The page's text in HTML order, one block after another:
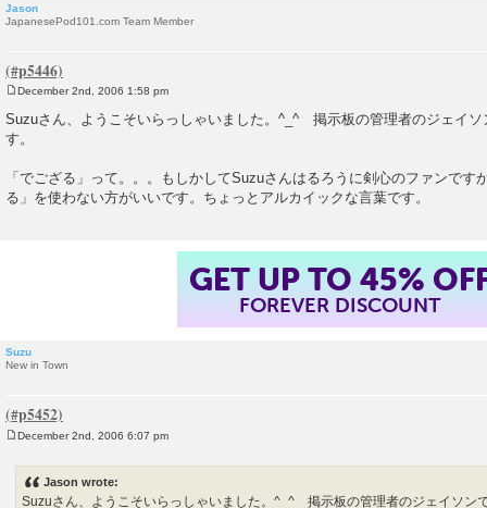
Jason
JapanesePod101.com Team Member
s
t
December 2nd, 2006 1:58 pm
Suzuさん、ようこそいらっしゃいました。^_^ 掲示板の管理者のジェイソ
す。
「でござる」って。。。もしかしてSuzuさんはるろうに剣心のファンです
る」を使わない方がいいです。ちょっとアルカイックな言葉です。
GET UP TO 45%
FOREVER DISCOUNT
Suzu
New in Town
December 2nd, 2006 6:07 pm
Jason wrote:
Suzuさん、ようこそいらっしゃいました。^_^ 掲示板の管理者のジェイソン